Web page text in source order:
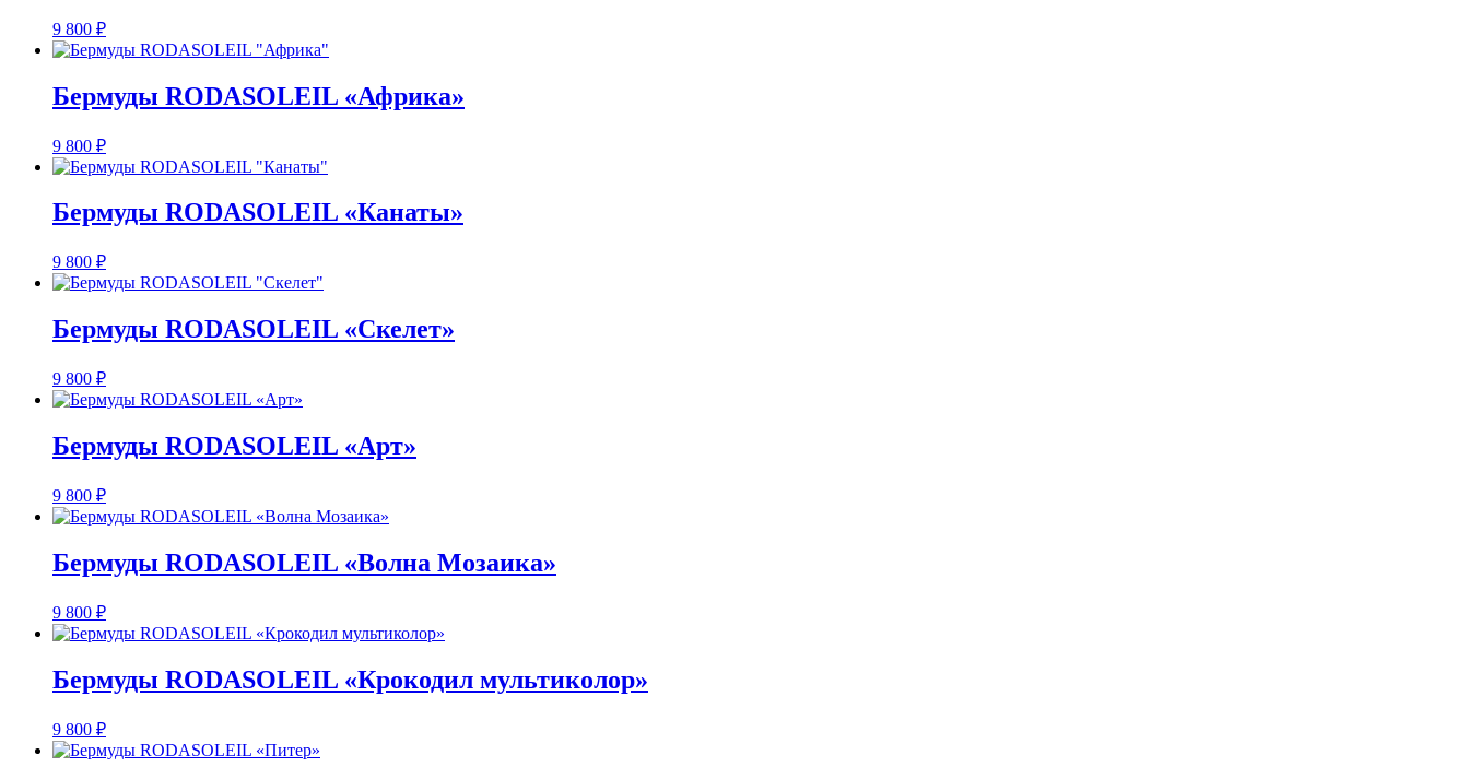
9 800 ₽
Бермуды RODASOLEIL «Африка»
9 800 ₽
Бермуды RODASOLEIL «Канаты»
9 800 ₽
Бермуды RODASOLEIL «Скелет»
9 800 ₽
Бермуды RODASOLEIL «Арт»
9 800 ₽
Бермуды RODASOLEIL «Волна Мозаика»
9 800 ₽
Бермуды RODASOLEIL «Крокодил мультиколор»
9 800 ₽